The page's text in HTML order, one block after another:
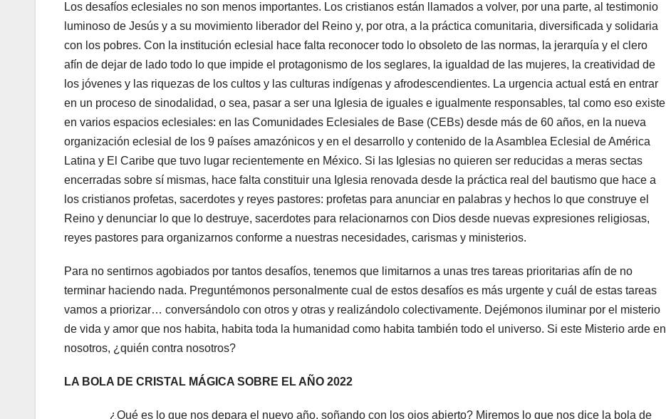
Los desafíos eclesiales no son menos importantes. Los cristianos están llamados a volver, por una parte, al testimonio
luminoso de Jesús y a su movimiento liberador del Reino y, por otra, a la práctica comunitaria, diversificada y solidaria
con los pobres. Con la institución eclesial hace falta reconocer todo lo obsoleto de las normas, la jerarquía y el clero
afín de dejar de lado todo lo que impide el protagonismo de los seglares, la igualdad de las mujeres, la creatividad de
los jóvenes y las riquezas de los cultos y las culturas indígenas y afrodescendientes. La urgencia actual está en entrar
en un proceso de sinodalidad, o sea, pasar a ser una Iglesia de iguales e igualmente responsables, tal como eso existe
en varios espacios eclesiales: en las Comunidades Eclesiales de Base (CEBs) desde más de 60 años, en la nueva
organización eclesial de los 9 países amazónicos y en el desarrollo y contenido de la Asamblea Eclesial de América
Latina y El Caribe que tuvo lugar recientemente en México. Si las Iglesias no quieren ser reducidas a meras sectas
encerradas sobre sí mismas, hace falta constituir una Iglesia renovada desde la práctica real del bautismo que hace a
los cristianos profetas, sacerdotes y reyes pastores: profetas para anunciar en palabras y hechos lo que construye el
Reino y denunciar lo que lo destruye, sacerdotes para relacionarnos con Dios desde nuevas expresiones religiosas,
reyes pastores para organizarnos conforme a nuestras necesidades, carismas y ministerios.
Para no sentirnos agobiados por tantos desafíos, tenemos que limitarnos a unas tres tareas prioritarias afín de no
terminar haciendo nada. Preguntémonos personalmente cual de estos desafíos es más urgente y cuál de estas tareas
vamos a priorizar… conversándolo con otros y otras y realizándolo colectivamente. Dejémonos iluminar por el misterio
de vida y amor que nos habita, habita toda la humanidad como habita también todo el universo. Si este Misterio arde en
nosotros, ¿quién contra nosotros?
LA BOLA DE CRISTAL MÁGICA SOBRE EL AÑO 2022
¿Qué es lo que nos depara el nuevo año, soñando con los ojos abierto? Miremos lo que nos dice la bola de